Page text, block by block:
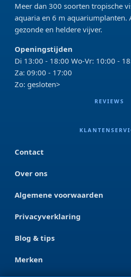
Meer dan 300 soorten tropische
aquaria en 6 m aquariumplanten.
gezonde en heldere vijver.
Openingstijden
Di 13:00 - 18:00 Wo-Vr: 10:00 -
Za: 09:00 - 17:00
Zo: gesloten>
REVIEWS
Contact
Over ons
Algemene voorwaarden
Privacyverklaring
Blog & tips
Merken